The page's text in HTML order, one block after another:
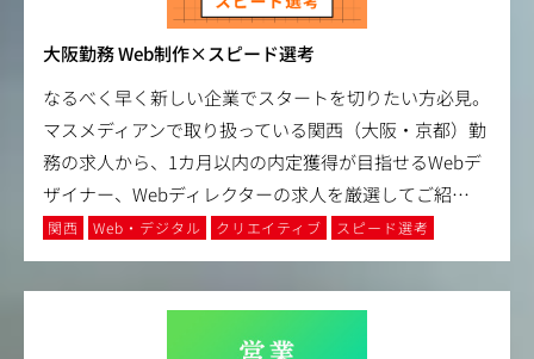
大阪勤務 Web制作×スピード選考
なるべく早く新しい企業でスタートを切りたい方必見。
マスメディアンで取り扱っている関西（大阪・京都）勤
務の求人から、1カ月以内の内定獲得が目指せるWebデ
ザイナー、Webディレクターの求人を厳選してご紹…
関西 Web・デジタル クリエイティブ スピード選考